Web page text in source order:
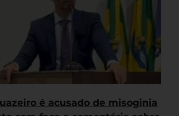
é acusado de misoginia